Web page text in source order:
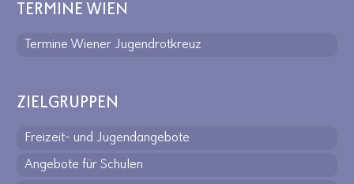
TERMINE WIEN
Termine Wiener Jugendrotkreuz
ZIELGRUPPEN
Freizeit- und Jugendangebote
Angebote für Schulen